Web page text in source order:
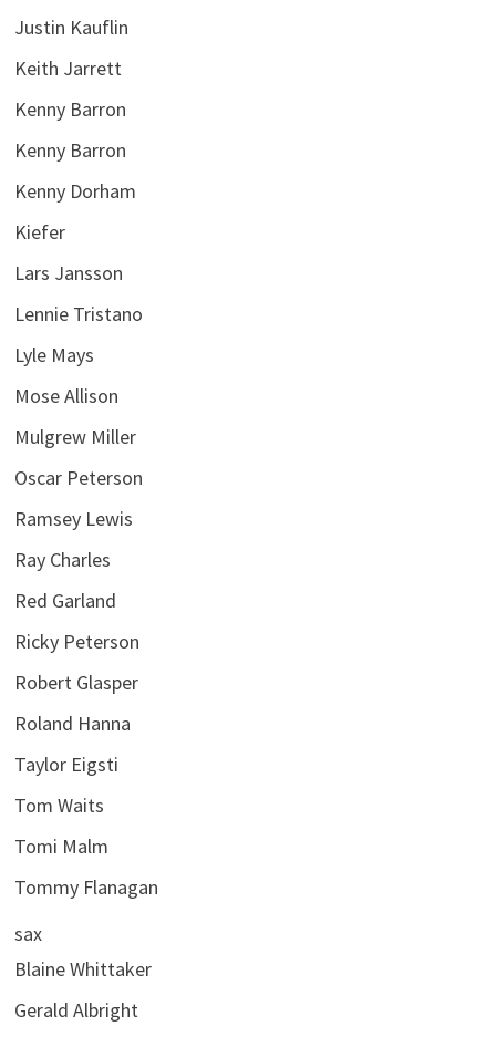
Justin Kauflin
Keith Jarrett
Kenny Barron
Kenny Barron
Kenny Dorham
Kiefer
Lars Jansson
Lennie Tristano
Lyle Mays
Mose Allison
Mulgrew Miller
Oscar Peterson
Ramsey Lewis
Ray Charles
Red Garland
Ricky Peterson
Robert Glasper
Roland Hanna
Taylor Eigsti
Tom Waits
Tomi Malm
Tommy Flanagan
sax
Blaine Whittaker
Gerald Albright